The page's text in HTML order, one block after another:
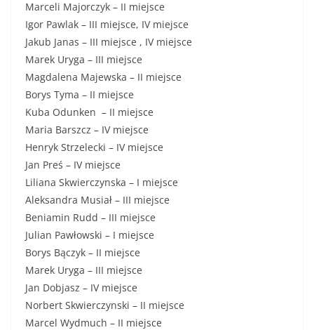
Marceli Majorczyk – II miejsce
Igor Pawlak – III miejsce, IV miejsce
Jakub Janas – III miejsce , IV miejsce
Marek Uryga – III miejsce
Magdalena Majewska – II miejsce
Borys Tyma – II miejsce
Kuba Odunken – II miejsce
Maria Barszcz – IV miejsce
Henryk Strzelecki – IV miejsce
Jan Preś – IV miejsce
Liliana Skwierczynska – I miejsce
Aleksandra Musiał – III miejsce
Beniamin Rudd – III miejsce
Julian Pawłowski – I miejsce
Borys Bączyk – II miejsce
Marek Uryga – III miejsce
Jan Dobjasz – IV miejsce
Norbert Skwierczynski – II miejsce
Marcel Wydmuch – II miejsce